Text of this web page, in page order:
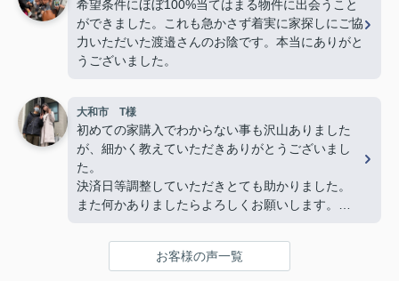
て親切な方がいるんだ」と驚くほど素敵な方でし
た。子どももすっかり懐いていて、人柄の良さが伝
わってきました。
心感を感じるほど信頼していました。
物件探しだけでなく、気持ちの面でも支えていただ
き、本当に感謝しています。
心からおすすめしたい不動産屋さんです。
今後も何かありましたらよろしくお願いいたしま
す！(よろしくお願いします)
希望条件にほぼ100%当てはまる物件に出会うこと
ができました。これも急かさず着実に家探しにご協
力いただいた渡邉さんのお陰です。本当にありがと
うございました。
大和市 T様
初めての家購入でわからない事も沢山ありました
が、細かく教えていただきありがとうございまし
た。
決済日等調整していただきとても助かりました。
また何かありましたらよろしくお願いします。
さんの対応は丁寧かつ説明がわかりやすく、仲介手
数料が無料であるため選びました。
お客様の声一覧